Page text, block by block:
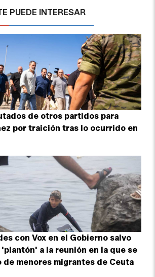
PUEDE INTERESAR
de otros partidos para
por traición tras lo ocurrido en
con Vox en el Gobierno salvo
a la reunión en la que se
de menores migrantes de Ceuta